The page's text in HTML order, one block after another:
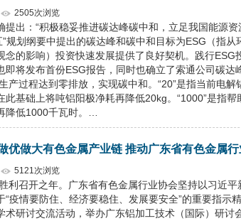
2505次浏览
提出：“积极稳妥推进碳达峰碳中和，立足我国能源
”规划纲要中提出的碳达峰和碳中和目标为ESG（指
念的影响）投资快速发展提供了良好契机。践行
即将发布首份ESG报告，同时也确立了索通公司碳达
产过程达到零排放，实现碳中和。“20”是指当前电
此基础上将吨铝阳极净耗再降低20kg。“1000”是指
降低1000千瓦时。…
优做大有色金属产业链 推动广东省有色金属
5121次浏览
利召开之年。广东省有色金属行业协会坚持以习近
“疫情要防住、经济要稳住、发展要安全”的重要指示
术研讨交流活动，举办广东铝加工技术（国际）研